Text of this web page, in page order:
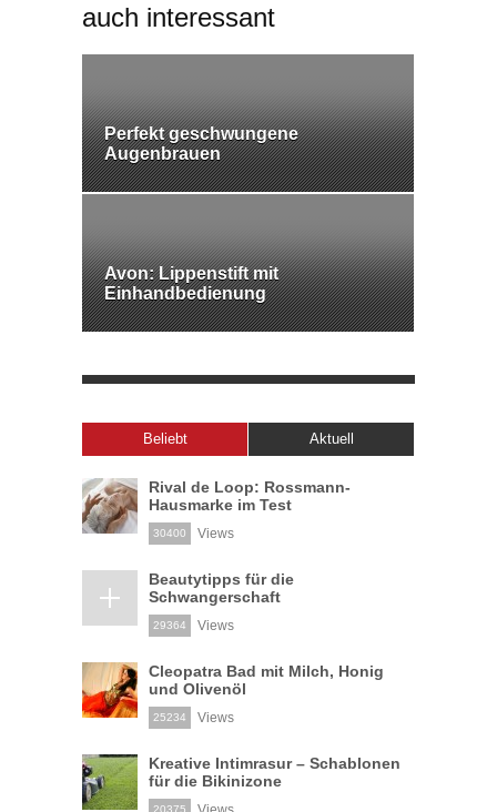
auch interessant
Perfekt geschwungene
Augenbrauen
Avon: Lippenstift mit
Einhandbedienung
Beliebt Aktuell
Rival de Loop: Rossmann-
Hausmarke im Test
30400 Views
Beautytipps für die
Schwangerschaft
29364 Views
Cleopatra Bad mit Milch, Honig
und Olivenöl
25234 Views
Kreative Intimrasur – Schablonen
für die Bikinizone
20375